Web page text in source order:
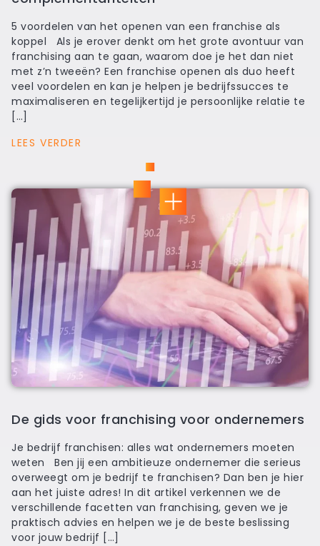
5 voordelen van het openen van een franchise als
koppel Als je erover denkt om het grote avontuur van
franchising aan te gaan, waarom doe je het dan niet
met z’n tweeën? Een franchise openen als duo heeft
veel voordelen en kan je helpen je bedrijfssucces te
maximaliseren en tegelijkertijd je persoonlijke relatie te
[…]
LEES VERDER
De gids voor franchising voor ondernemers
Je bedrijf franchisen: alles wat ondernemers moeten
weten Ben jij een ambitieuze ondernemer die serieus
overweegt om je bedrijf te franchisen? Dan ben je hier
aan het juiste adres! In dit artikel verkennen we de
verschillende facetten van franchising, geven we je
praktisch advies en helpen we je de beste beslissing
voor jouw bedrijf […]